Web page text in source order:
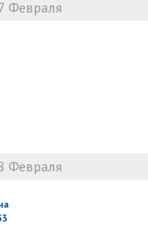
Февраля
Февраля